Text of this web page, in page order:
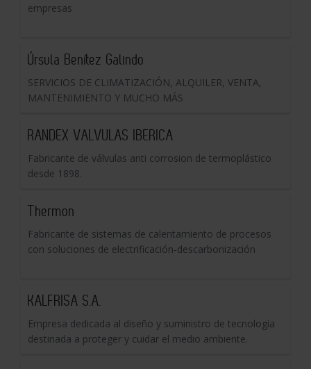
empresas
Úrsula Benítez Galindo
SERVICIOS DE CLIMATIZACIÓN, ALQUILER, VENTA,
MANTENIMIENTO Y MUCHO MÁS
RANDEX VALVULAS IBERICA
Fabricante de válvulas anti corrosion de termoplástico
desde 1898.
Thermon
Fabricante de sistemas de calentamiento de procesos
con soluciones de electrificación-descarbonización
KALFRISA S.A.
Empresa dedicada al diseño y suministro de tecnología
destinada a proteger y cuidar el medio ambiente.